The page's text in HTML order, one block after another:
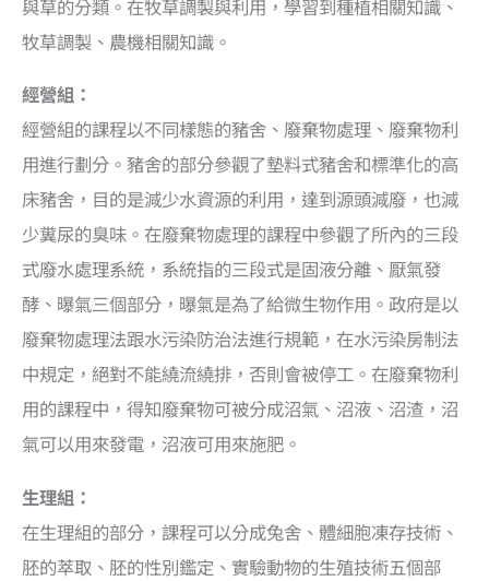
與草的分類。在牧草調製與利用，學習到種植相關知識、
牧草調製、農機相關知識。
經營組：
經營組的課程以不同樣態的豬舍、廢棄物處理、廢棄物利
用進行劃分。豬舍的部分參觀了墊料式豬舍和標準化的高
床豬舍，目的是減少水資源的利用，達到源頭減廢，也減
少糞尿的臭味。在廢棄物處理的課程中參觀了所內的三段
式廢水處理系統，系統指的三段式是固液分離、厭氣發
酵、曝氣三個部分，曝氣是為了給微生物作用。政府是以
廢棄物處理法跟水污染防治法進行規範，在水污染房制法
中規定，絕對不能繞流繞排，否則會被停工。在廢棄物利
用的課程中，得知廢棄物可被分成沼氣、沼液、沼渣，沼
氣可以用來發電，沼液可用來施肥。
生理組：
在生理組的部分，課程可以分成兔舍、體細胞凍存技術、
胚的萃取、胚的性別鑑定、實驗動物的生殖技術五個部